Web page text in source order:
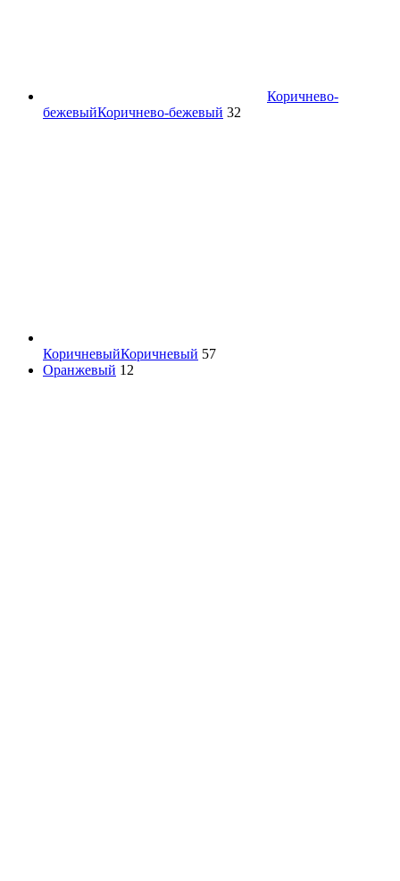
Коричнево-
бежевыйКоричнево-бежевый 32
КоричневыйКоричневый 57
Оранжевый 12